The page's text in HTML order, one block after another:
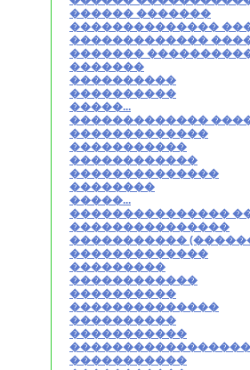
������ �������
��������������
�������������
�������
�������
����������
����������
�����...
�������������
�������������
�����������
������������
��������������
��������
�����...
���������������
���������������
�����������
�������������
���������
������������
����������
��������������
����������
�����������
�����������